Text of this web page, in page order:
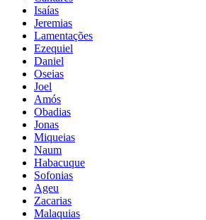
Isaías
Jeremias
Lamentações
Ezequiel
Daniel
Oseias
Joel
Amós
Obadias
Jonas
Miqueias
Naum
Habacuque
Sofonias
Ageu
Zacarias
Malaquias